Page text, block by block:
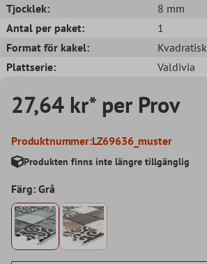
Tjocklek:
8 mm
Antal per paket:
1
Format för kakel:
Kvadratisk
Plattserie:
Valdivia
27,64 kr* per Prov
Produktnummer:LZ69636_muster
Produkten finns inte längre tillgänglig
Färg: Grå